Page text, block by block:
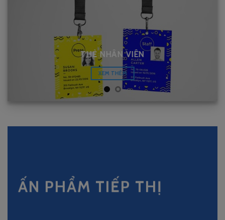
THẺ NHÂN VIÊN
XEM THÊM
ẤN PHẨM TIẾP THỊ